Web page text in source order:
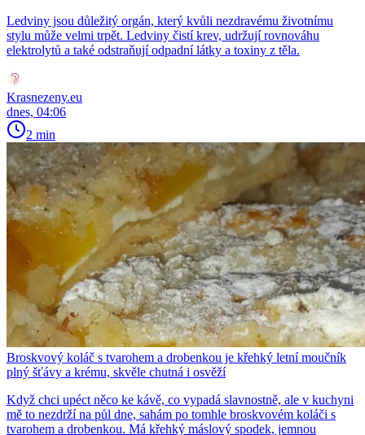
Ledviny jsou důležitý orgán, který kvůli nezdravému životnímu
stylu může velmi trpět. Ledviny čistí krev, udržují rovnováhu
elektrolytů a také odstraňují odpadní látky a toxiny z těla.
Krasnezeny.eu
dnes, 04:06
2 min
Broskvový koláč s tvarohem a drobenkou je křehký letní moučník
plný šťávy a krému, skvěle chutná i osvěží
Když chci upéct něco ke kávě, co vypadá slavnostně, ale v kuchyni
mě to nezdrží na půl dne, sahám po tomhle broskvovém koláči s
tvarohem a drobenkou. Má křehký máslový spodek, jemnou